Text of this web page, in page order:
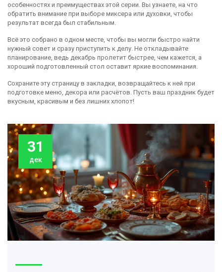
особенностях и преимуществах этой серии. Вы узнаете, на что
обратить внимание при выборе миксера или духовки, чтобы
результат всегда был стабильным.
Всё это собрано в одном месте, чтобы вы могли быстро найти
нужный совет и сразу приступить к делу. Не откладывайте
планирование, ведь декабрь пролетит быстрее, чем кажется, а
хороший подготовленный стол оставит яркие воспоминания.
Сохраните эту страницу в закладки, возвращайтесь к ней при
подготовке меню, декора или расчётов. Пусть ваш праздник будет
вкусным, красивым и без лишних хлопот!
31
дек